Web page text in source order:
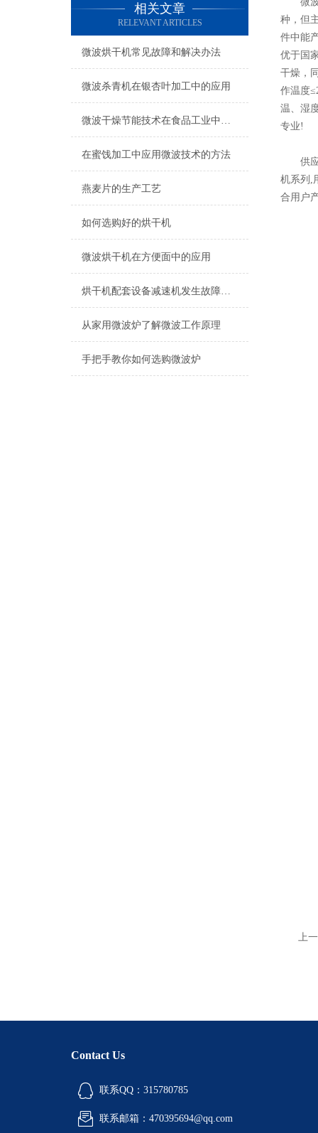
相关文章
RELEVANT ARTICLES
微波烘干机常见故障和解决办法
微波杀青机在银杏叶加工中的应用
微波干燥节能技术在食品工业中的应用与发展_
在蜜饯加工中应用微波技术的方法
燕麦片的生产工艺
如何选购好的烘干机
微波烘干机在方便面中的应用
烘干机配套设备减速机发生故障时的解决方法
从家用微波炉了解微波工作原理
手把手教你如何选购微波炉
种，但
件中能
优于国
干燥，
作温度
温、湿
专业!
供应
机系列,
合用户
上
Contact Us
联系QQ：315780785
联系邮箱：470395694@qq.com